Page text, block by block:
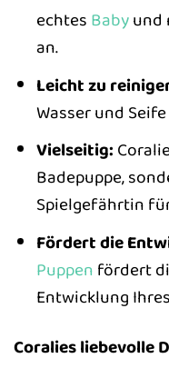
echtes Babyund
an.
Leicht zu
Wasser und
Vielseitig:
Badepuppe,
Spielgefährtin
Fördert die
Puppen fördert
Entwicklung
Coralies liebevolle